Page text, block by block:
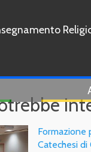
Formazione
Catechesi di